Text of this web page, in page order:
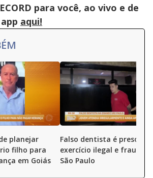
para você, ao vivo e de
aqui!
planejar
filho para
em Goiás
Falso dentista é preso por
exercício ilegal e fraude
São Paulo